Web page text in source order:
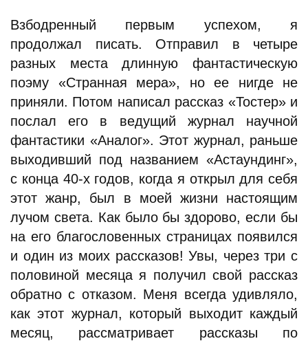
Взбодренный первым успехом, я
продолжал писать. Отправил в четыре
разных места длинную фантастическую
поэму «Странная мера», но ее нигде не
приняли. Потом написал рассказ «Тостер» и
послал его в ведущий журнал научной
фантастики «Аналог». Этот журнал, раньше
выходивший под названием «Астаундинг»,
с конца 40-х годов, когда я открыл для себя
этот жанр, был в моей жизни настоящим
лучом света. Как было бы здорово, если бы
на его благословенных страницах появился
и один из моих рассказов! Увы, через три с
половиной месяца я получил свой рассказ
обратно с отказом. Меня всегда удивляло,
как этот журнал, который выходит каждый
месяц, рассматривает рассказы по